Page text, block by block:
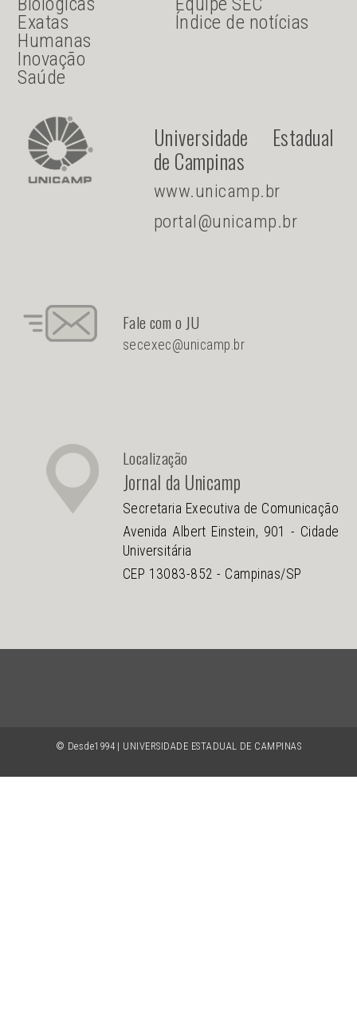
© Desde1994 | UNIVERSIDADE ESTADUAL DE CAMPINAS
Exatas
Humanas
Inovação
Saúde
Índice de notícias
Universidade Estadual
de Campinas
www.unicamp.br
portal@unicamp.br
Fale com o JU
secexec@unicamp.br
Localização
Jornal da Unicamp
Secretaria Executiva de Comunicação
Avenida Albert Einstein, 901 - Cidade
Universitária
CEP 13083-852 - Campinas/SP